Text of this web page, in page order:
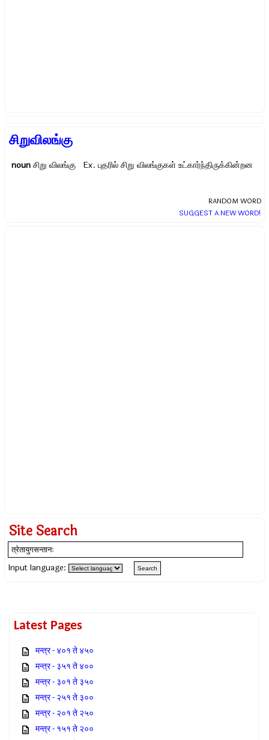
சிறுவிலங்கு
noun சிறு விலங்கு Ex.புதரில் சிறு விலங்குகள் உட்கார்ந்திருக்கின்றன
RANDOM WORD
SUGGEST A NEW WORD!
Site Search
Input language:
Latest Pages
मन्त्र - ४०१ ते ४५०
मन्त्र - ३५१ ते ४००
मन्त्र - ३०१ ते ३५०
मन्त्र - २५१ ते ३००
मन्त्र - २०१ ते २५०
मन्त्र - १५१ ते २००